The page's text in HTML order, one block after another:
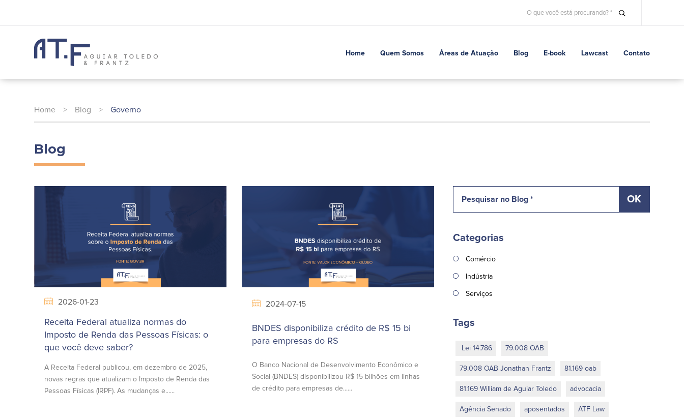
Home Quem Somos Áreas de Atuação Blog E-book Lawcast Contato
Home > Blog > Governo
Blog
2026-01-23
Receita Federal atualiza normas do
Imposto de Renda das Pessoas Físicas: o
que você deve saber?
A Receita Federal publicou, em dezembro de 2025,
novas regras que atualizam o Imposto de Renda das
Pessoas Físicas (IRPF). As mudanças e......
2024-07-15
BNDES disponibiliza crédito de R$ 15 bi
para empresas do RS
O Banco Nacional de Desenvolvimento Econômico e
Social (BNDES) disponibilizou R$ 15 bilhões em linhas
de crédito para empresas de......
Categorias
Comércio
Indústria
Serviços
Tags
Lei 14.786 79.008 OAB
79.008 OAB Jonathan Frantz 81.169 oab
81.169 William de Aguiar Toledo advocacia
Agência Senado aposentados ATF Law